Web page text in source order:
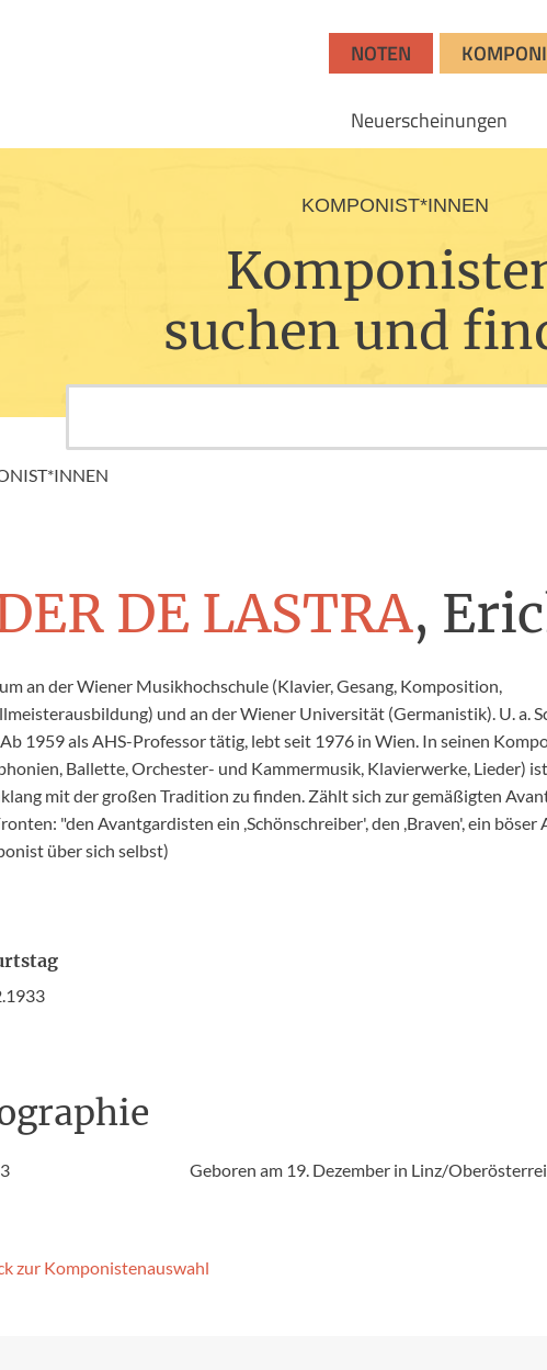
NOTEN
Neuerscheinungen
KOMPONIST*INNEN
suchen und
DE LASTRA,
an der Wiener Musikhochschule (Klavier, Gesang, Komposition,
und an der Wiener Universität (Germanistik). U. a.
Ab 1959 als AHS-Professor tätig, lebt seit 1976 in Wien. In seinen
Ballette, Orchester- und Kammermusik, Klavierwerke, Lieder)
mit der großen Tradition zu finden. Zählt sich zur gemäßigten
"den Avantgardisten ein ,Schönschreiber', den ,Braven', ein böser
über sich selbst)
Geboren am 19. Dezember in Linz/
zur Komponisten­auswahl